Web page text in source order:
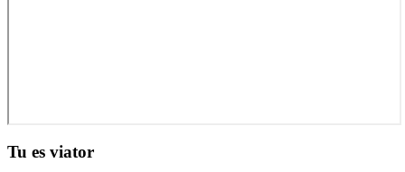
Tu es viator